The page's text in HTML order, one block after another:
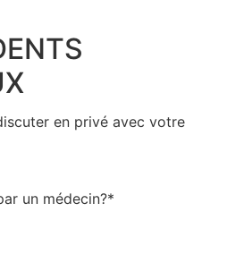
en privé avec votre
un médecin?*